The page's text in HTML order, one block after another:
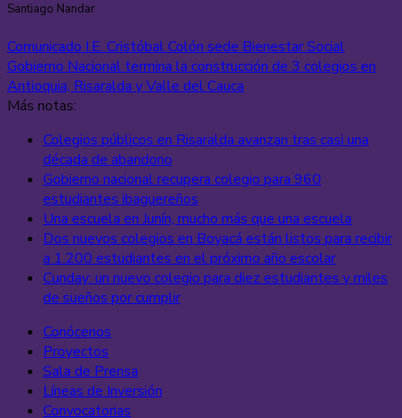
Santiago Nandar
Comunicado I.E. Cristóbal Colón sede Bienestar Social
Gobierno Nacional termina la construcción de 3 colegios en
Antioquia, Risaralda y Valle del Cauca
Más notas:
Colegios públicos en Risaralda avanzan tras casi una
década de abandono
Gobierno nacional recupera colegio para 960
estudiantes ibaguereños
Una escuela en Junín, mucho más que una escuela
Dos nuevos colegios en Boyacá están listos para recibir
a 1.200 estudiantes en el próximo año escolar
Cunday: un nuevo colegio para diez estudiantes y miles
de sueños por cumplir
Conócenos
Proyectos
Sala de Prensa
Líneas de Inversión
Convocatorias